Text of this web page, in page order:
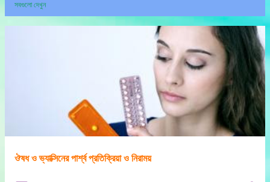
সবগুলো দেখুন
ঔষধ ও ভ্যাক্সিনের পার্শ্ব প্রতিক্রিয়া ও নিরাময়